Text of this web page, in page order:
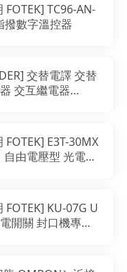
FOTEK] TC96-AN-
撥數字溫控器
交替電譯 交替
交互繼電器
FOTEK] E3T-30MX
自由電壓型 光電傳
FOTEK] KU-07G U
開關 封口機專用